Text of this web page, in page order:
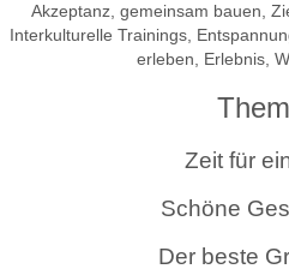
Zeit für
Schöne
Der beste